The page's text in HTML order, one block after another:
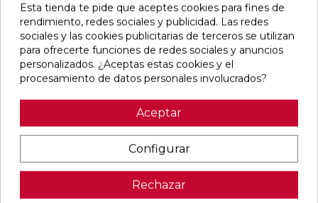
Pensamos que te puede interesar
ARENA
MATE
RECTIFICADO
MOON MATE
RECTIFICADO
GREY MATE
Esta tienda te pide que aceptes cookies para fines de
rendimiento, redes sociales y publicidad. Las redes
sociales y las cookies publicitarias de terceros se utilizan
para ofrecerte funciones de redes sociales y anuncios
personalizados. ¿Aceptas estas cookies y el
procesamiento de datos personales involucrados?
Aceptar
Configurar
Rechazar